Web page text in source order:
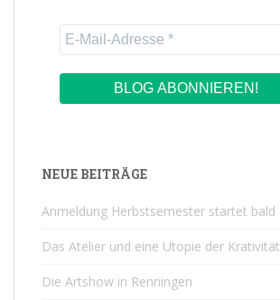
NEUE BEITRÄGE
Anmeldung Herbstsemester startet bald
Das Atelier und eine Utopie der Krativität
Die Artshow in Renningen